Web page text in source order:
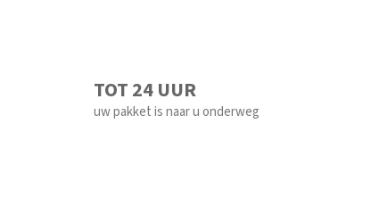
TOT 24 UUR
uw pakket is naar u onderweg